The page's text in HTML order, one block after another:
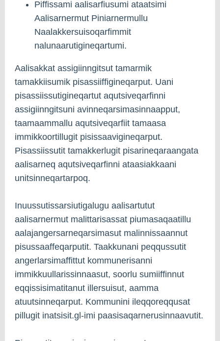
Piffissami aalisarfiusumi ataatsimi
Aalisarnermut Piniarnermullu
Naalakkersuisoqarfimmit
nalunaarutigineqartumi.
Aalisakkat assigiinngitsut tamarmik
tamakkiisumik pisassiiffigineqarput. Uani
pisassiissutigineqartut aqutsiveqarfinni
assigiinngitsuni avinneqarsimasinnaapput,
taamaammallu aqutsiveqarfiit tamaasa
immikkoortillugit pisissaavigineqarput.
Pisassiissutit tamakkerlugit pisarineqaraangata
aalisarneq aqutsiveqarfinni ataasiakkaani
unitsinneqartarpoq.
Inuussutissarsiutigalugu aalisartutut
aalisarnermut malittarisassat piumasaqaatillu
aalajangersarneqarsimasut malinnissaannut
pisussaaffeqarputit. Taakkunani peqqussutit
angerlarsimaffittut kommunerisanni
immikkuullarissinnaasut, soorlu sumiiffinnut
eqqissisimatitanut illersuisut, aamma
atuutsinneqarput. Kommunini ileqqoreqqusat
pillugit inatsisit.gl-imi paasisaqarnerusinnaavutit.